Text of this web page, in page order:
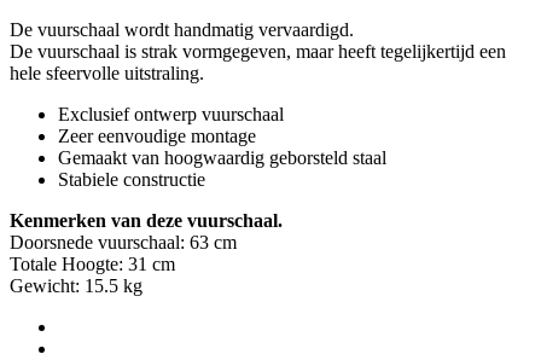
De vuurschaal wordt handmatig vervaardigd.
De vuurschaal is strak vormgegeven, maar heeft tegelijkertijd een
hele sfeervolle uitstraling.
Exclusief ontwerp vuurschaal
Zeer eenvoudige montage
Gemaakt van hoogwaardig geborsteld staal
Stabiele constructie
Kenmerken van deze vuurschaal.
Doorsnede vuurschaal: 63 cm
Totale Hoogte: 31 cm
Gewicht: 15.5 kg